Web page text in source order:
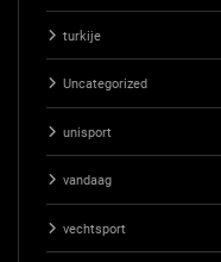
turkije
Uncategorized
unisport
vandaag
vechtsport